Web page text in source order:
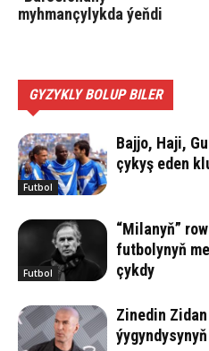
myhmançylykda ýeňdi
GYZYKLY BOLUP BILER
Futbol
Bajjo, Haji,
çykyş eden
Futbol
“Milanyň”
futbolynyň
çykdy
Zinedin